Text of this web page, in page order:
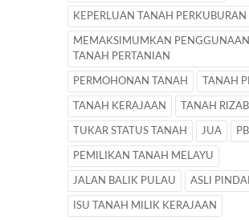
KEPERLUAN TANAH PERKUBURAN
MEMAKSIMUMKAN PENGGUNAAN
TANAH PERTANIAN
PERMOHONAN TANAH TANAH
TANAH KERAJAAN TANAH RIZAB
TUKAR STATUS TANAH JUA
PEMILIKAN TANAH MELAYU
JALAN BALIK PULAU ASLI
ISU TANAH MILIK KERAJAAN